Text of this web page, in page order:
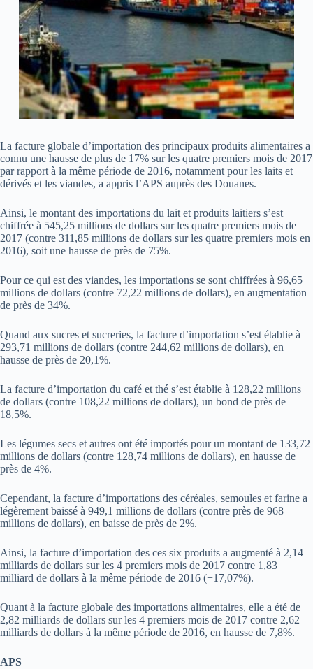
La facture globale d’importation des principaux produits alimentaires a
connu une hausse de plus de 17% sur les quatre premiers mois de 2017
par rapport à la même période de 2016, notamment pour les laits et
dérivés et les viandes, a appris l’APS auprès des Douanes.
Ainsi, le montant des importations du lait et produits laitiers s’est
chiffrée à 545,25 millions de dollars sur les quatre premiers mois de
2017 (contre 311,85 millions de dollars sur les quatre premiers mois en
2016), soit une hausse de près de 75%.
Pour ce qui est des viandes, les importations se sont chiffrées à 96,65
millions de dollars (contre 72,22 millions de dollars), en augmentation
de près de 34%.
Quand aux sucres et sucreries, la facture d’importation s’est établie à
293,71 millions de dollars (contre 244,62 millions de dollars), en
hausse de près de 20,1%.
La facture d’importation du café et thé s’est établie à 128,22 millions
de dollars (contre 108,22 millions de dollars), un bond de près de
18,5%.
Les légumes secs et autres ont été importés pour un montant de 133,72
millions de dollars (contre 128,74 millions de dollars), en hausse de
près de 4%.
Cependant, la facture d’importations des céréales, semoules et farine a
légèrement baissé à 949,1 millions de dollars (contre près de 968
millions de dollars), en baisse de près de 2%.
Ainsi, la facture d’importation des ces six produits a augmenté à 2,14
milliards de dollars sur les 4 premiers mois de 2017 contre 1,83
milliard de dollars à la même période de 2016 (+17,07%).
Quant à la facture globale des importations alimentaires, elle a été de
2,82 milliards de dollars sur les 4 premiers mois de 2017 contre 2,62
milliards de dollars à la même période de 2016, en hausse de 7,8%.
APS